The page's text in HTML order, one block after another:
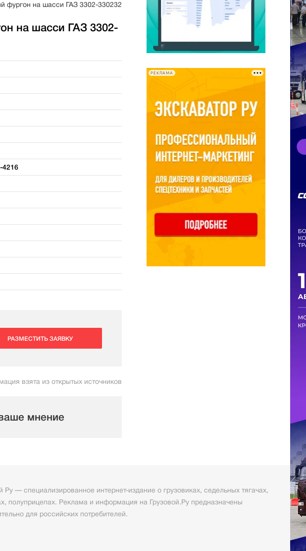
РЕКЛАМА
фургон на шасси ГАЗ 3302-330232
на шасси ГАЗ 3302-
4216
РАЗМЕСТИТЬ ЗАЯВКУ
взята из открытых источников
мнение
Ру — специализированное интернет-издание о грузовиках, седельных тягачах,
полуприцепах. Реклама и информация на Грузовой.Ру предназначены
для российских потребителей.